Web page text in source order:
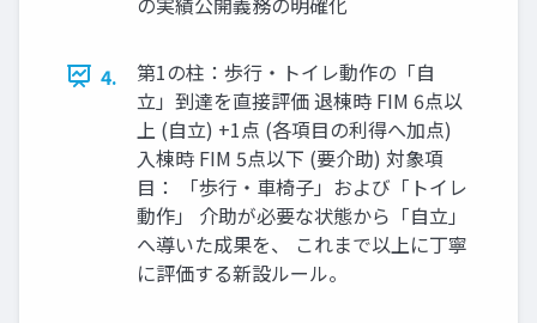
4.
第1の柱：歩行・トイレ動作の「自
立」到達を直接評価 退棟時 FIM 6点以
上 (自立) +1点 (各項目の利得へ加点)
入棟時 FIM 5点以下 (要介助) 対象項
目： 「歩行・車椅子」および「トイレ
動作」 介助が必要な状態から「自立」
へ導いた成果を、 これまで以上に丁寧
に評価する新設ルール。